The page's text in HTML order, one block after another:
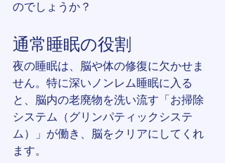
のでしょうか？
通常睡眠の役割
夜の睡眠は、脳や体の修復に欠かせま
せん。特に深いノンレム睡眠に入る
と、脳内の老廃物を洗い流す「お掃除
システム（グリンパティックシステ
ム）」が働き、脳をクリアにしてくれ
ます。